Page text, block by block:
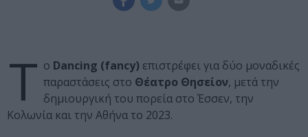
Τ ο Dancing (fancy) επιστρέφει για δύο μοναδικές
παραστάσεις στο Θέατρο Θησείον, μετά την
δημιουργική του πορεία στο Έσσεν, την
Κολωνία και την Αθήνα το 2023.